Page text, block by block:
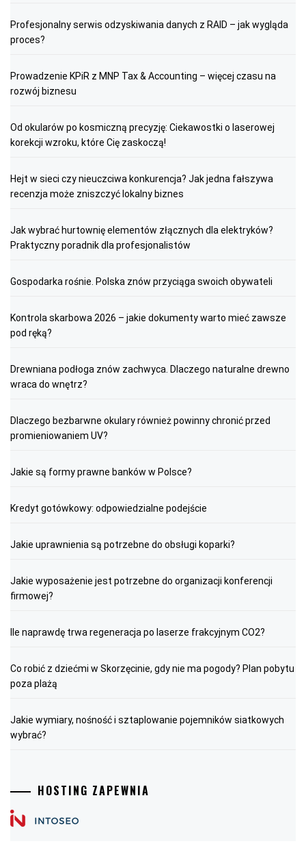
Profesjonalny serwis odzyskiwania danych z RAID – jak wygląda
proces?
Prowadzenie KPiR z MNP Tax & Accounting – więcej czasu na
rozwój biznesu
Od okularów po kosmiczną precyzję: Ciekawostki o laserowej
korekcji wzroku, które Cię zaskoczą!
Hejt w sieci czy nieuczciwa konkurencja? Jak jedna fałszywa
recenzja może zniszczyć lokalny biznes
Jak wybrać hurtownię elementów złącznych dla elektryków?
Praktyczny poradnik dla profesjonalistów
Gospodarka rośnie. Polska znów przyciąga swoich obywateli
Kontrola skarbowa 2026 – jakie dokumenty warto mieć zawsze
pod ręką?
Drewniana podłoga znów zachwyca. Dlaczego naturalne drewno
wraca do wnętrz?
Dlaczego bezbarwne okulary również powinny chronić przed
promieniowaniem UV?
Jakie są formy prawne banków w Polsce?
Kredyt gotówkowy: odpowiedzialne podejście
Jakie uprawnienia są potrzebne do obsługi koparki?
Jakie wyposażenie jest potrzebne do organizacji konferencji
firmowej?
Ile naprawdę trwa regeneracja po laserze frakcyjnym CO2?
Co robić z dziećmi w Skorzęcinie, gdy nie ma pogody? Plan pobytu
poza plażą
Jakie wymiary, nośność i sztaplowanie pojemników siatkowych
wybrać?
HOSTING ZAPEWNIA